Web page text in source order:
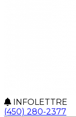
INFOLETTRE
(450) 280-2377